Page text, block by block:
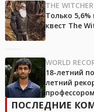
THE
Только
квест The
WORLD
18-летний
летний
ПОСЛЕДНИЕ